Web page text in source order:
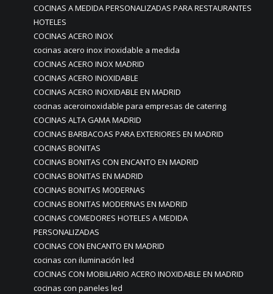
COCINAS A MEDIDA PERSONALIZADAS PARA RESTAURANTES
HOTELES
COCINAS ACERO INOX
cocinas acero inox inoxidable a medida
COCINAS ACERO INOX MADRID
COCINAS ACERO INOXIDABLE
COCINAS ACERO INOXIDABLE EN MADRID
cocinas aceroinoxidable para empresas de catering
COCINAS ALTA GAMA MADRID
COCINAS BARBACOAS PARA EXTERIORES EN MADRID
COCINAS BONITAS
COCINAS BONITAS CON ENCANTO EN MADRID
COCINAS BONITAS EN MADRID
COCINAS BONITAS MODERNAS
COCINAS BONITAS MODERNAS EN MADRID
COCINAS COMEDORES HOTELES A MEDIDA
PERSONALIZADAS
COCINAS CON ENCANTO EN MADRID
cocinas con iluminación led
COCINAS CON MOBILIARIO ACERO INOXIDABLE EN MADRID
cocinas con paneles led